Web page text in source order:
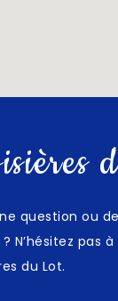
question ou
N’hésitez pas
du Lot.